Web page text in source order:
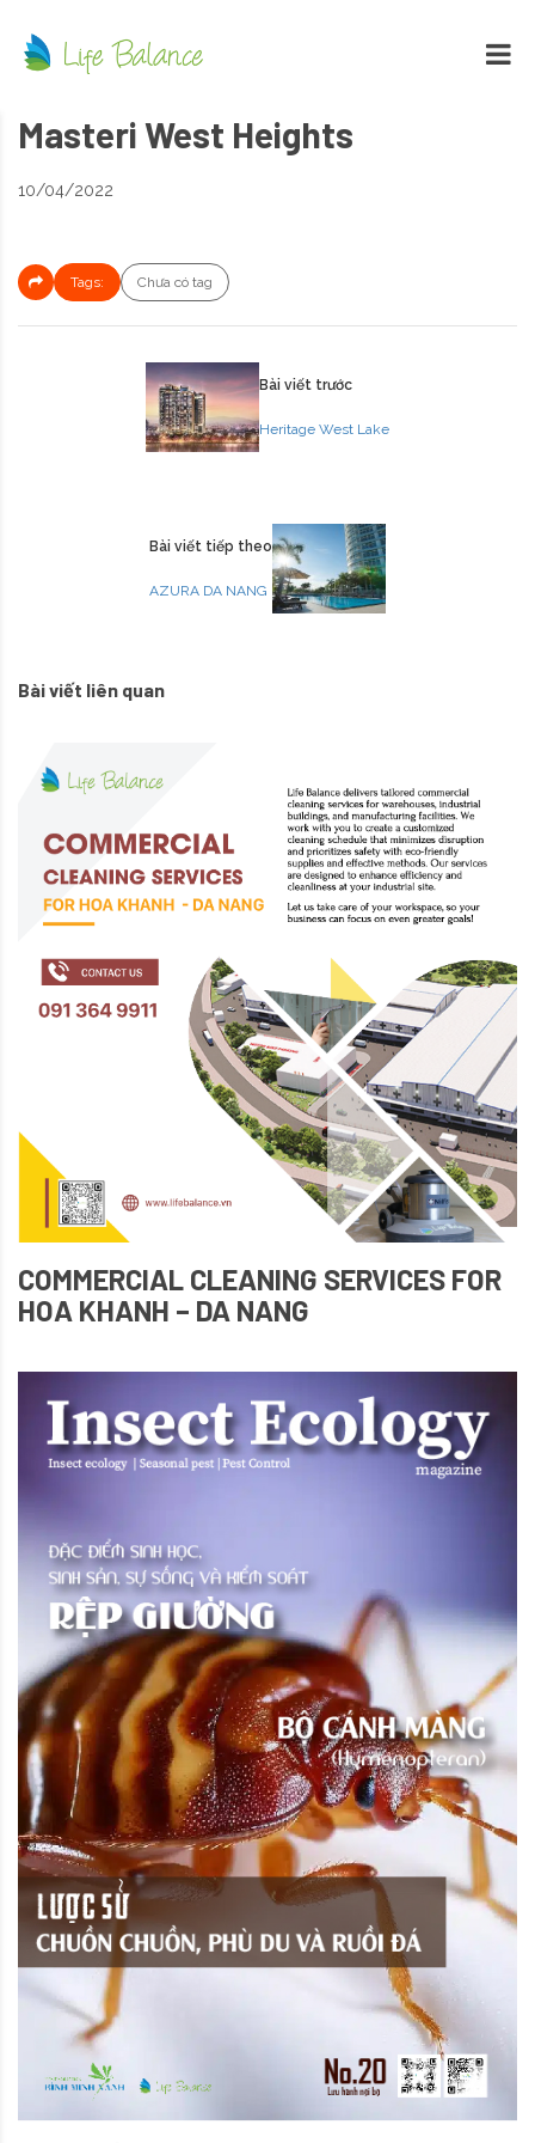
Masteri West Heights
10/04/2022
Tags: Chưa có tag
Bài viết trước
Heritage West Lake
Bài viết tiếp theo
AZURA DA NANG
Bài viết liên quan
COMMERCIAL CLEANING SERVICES FOR
HOA KHANH – DA NANG